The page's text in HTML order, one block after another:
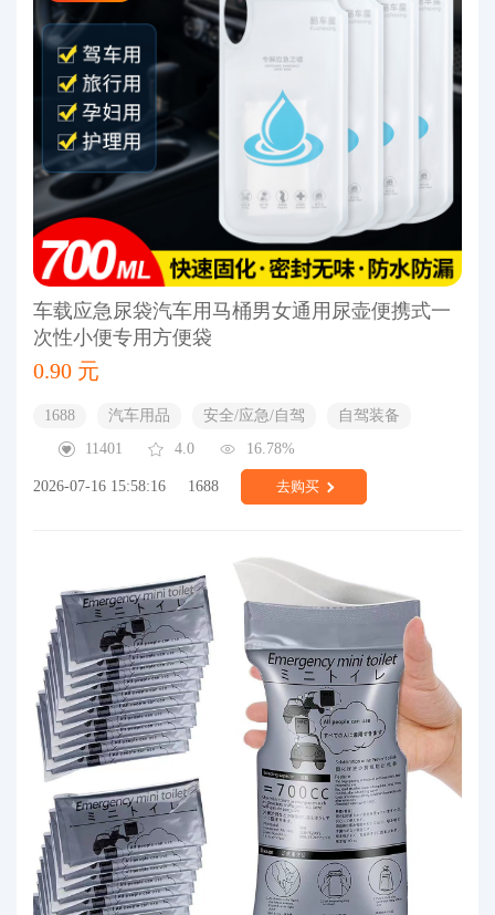
车载应急尿袋汽车用马桶男女通用尿壶便携式一
次性小便专用方便袋
0.90 元
1688 汽车用品 安全/应急/自驾
自驾装备
11401
4.0 16.78%
2026-07-16 15:58:16 1688 去购买